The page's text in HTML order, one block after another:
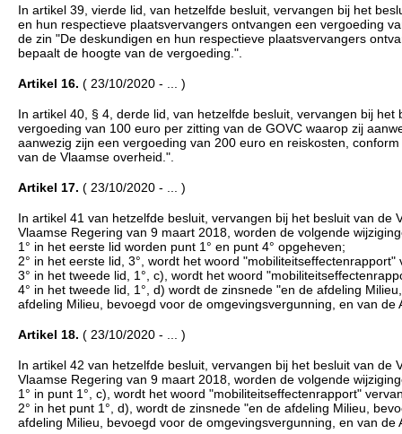
In artikel 39, vierde lid, van hetzelfde besluit, vervangen bij het
en hun respectieve plaatsvervangers ontvangen een vergoeding
de zin "De deskundigen en hun respectieve plaatsvervangers
bepaalt de hoogte van de vergoeding.".
Artikel 16. ( 23/10/2020 - ... )
In artikel 40, § 4, derde lid, van hetzelfde besluit, vervangen bij
vergoeding van 100 euro per zitting van de GOVC waarop zij
aanwezig zijn een vergoeding van 200 euro en reiskosten,
van de Vlaamse overheid.".
Artikel 17. ( 23/10/2020 - ... )
In artikel 41 van hetzelfde besluit, vervangen bij het besluit van
Vlaamse Regering van 9 maart 2018, worden de volgende
1° in het eerste lid worden punt 1° en punt 4° opgeheven;
2° in het eerste lid, 3°, wordt het woord
3° in het tweede lid, 1°, c), wordt het woord
4° in het tweede lid, 1°, d) wordt de zinsnede "en de afdeling
afdeling Milieu, bevoegd voor de omgevingsvergunning, en van
Artikel 18. ( 23/10/2020 - ... )
In artikel 42 van hetzelfde besluit, vervangen bij het besluit van
Vlaamse Regering van 9 maart 2018, worden de volgende
1° in punt 1°, c), wordt het woord "mobiliteitseffectenrapport"
2° in het punt 1°, d), wordt de zinsnede "en de afdeling Milieu,
afdeling Milieu, bevoegd voor de omgevingsvergunning, en van